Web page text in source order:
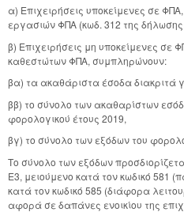
α) Επιχειρήσεις υποκείμενες σε
εργασιών ΦΠΑ (κωδ. 312 της
β) Επιχειρήσεις μη υποκείμενες σε
καθεστώτων ΦΠΑ, συμπληρώνουν:
βα) τα ακαθάριστα έσοδα διακριτά
ββ) το σύνολο των ακαθαρίστων
φορολογικού έτους 2019,
βγ) το σύνολο των εξόδων του
Το σύνολο των εξόδων
Ε3, μειούμενο κατά τον κωδικό 581
κατά τον κωδικό 585 (διάφορα
αφορά σε δαπάνες ενοικίου της